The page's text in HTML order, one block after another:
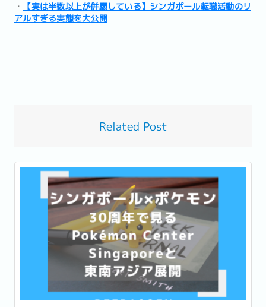
・
【実は半数以上が併願している】シンガポール転職活動のリ
アルすぎる実態を大公開
Related Post